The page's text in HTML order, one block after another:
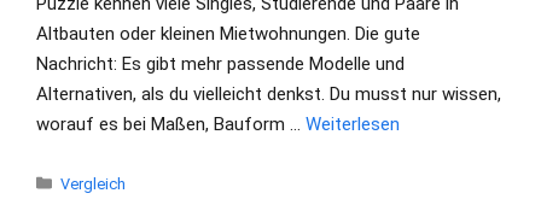
Altbauten oder kleinen Mietwohnungen. Die gute
Nachricht: Es gibt mehr passende Modelle und
Alternativen, als du vielleicht denkst. Du musst nur wissen,
worauf es bei Maßen, Bauform … Weiterlesen
Kategorien
Vergleich